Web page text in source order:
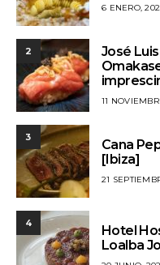
6 ENERO,
2
José
11
3
Cana
[Ibiza]
21
4
Hotel
Loalba